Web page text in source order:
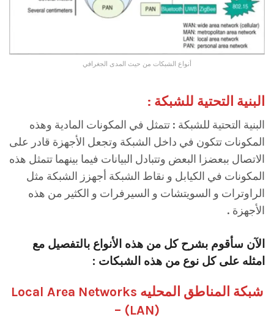
أنواع الشبكات من حيث المدى الجغرافي
البنية التحتية للشبكة :
البنية التحتية للشبكة : تتمثل في المكونات المادية وهذه
المكونات تتكون في داخل الشبكة وتجعل الأجهزة قادر على
الاتصال ببعضزا البعض وتتبادل البيانات فيما بينهما تتمثل هذه
المكونات في الكيابل و نقاط الشبكة أجهزز الشبكة مثل
الراوترات و السويتشات و السيرفرات و الكثير من هذه
الأجهزة .
الآن سأقوم بشرح كل من هذه الأنواع بالتفصيل مع
امثله على كل نوع من هذه الشبكات :
شبكة المناطق المحليه Local Area Networks
– (LAN)